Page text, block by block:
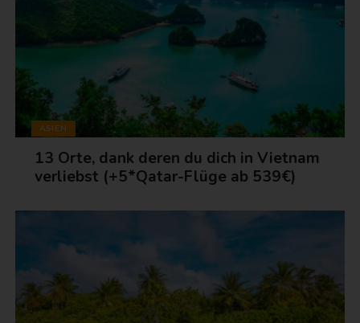
ASIEN
13 Orte, dank deren du dich in Vietnam
verliebst (+5*Qatar-Flüge ab 539€)